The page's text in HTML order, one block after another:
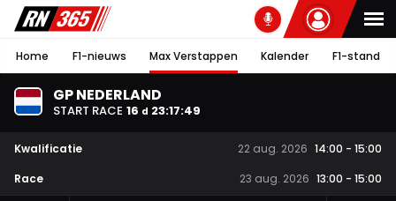
Home F1-nieuws Max Verstappen Kalender F1-stand
GP NEDERLAND
START RACE 16 d 23:17:48
Kwalificatie 22 aug. 2026 14:00 - 15:00
Race
23 aug. 2026 13:00 - 15:00